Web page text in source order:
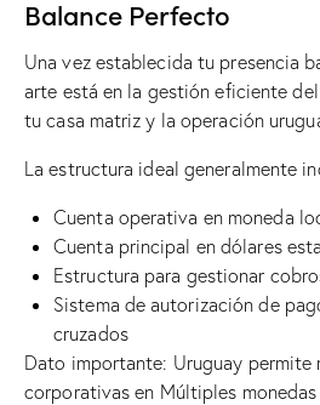
Balance Perfecto
Una vez establecida tu presencia
arte está en la gestión eficiente
tu casa matriz y la operación
La estructura ideal generalmente
Cuenta operativa en moneda
Cuenta principal en dólares
Estructura para gestionar
Sistema de autorización de
cruzados
Dato importante: Uruguay permite
corporativas en Múltiples